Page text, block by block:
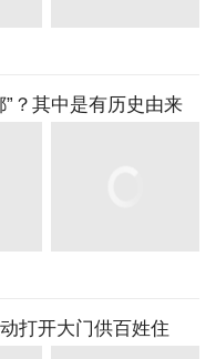
？其中是有历史由来
打开大门供百姓住